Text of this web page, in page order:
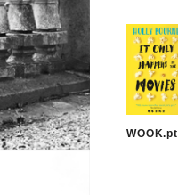
WOOK.pt